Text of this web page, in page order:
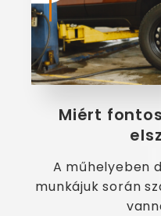
Miért
A műhelyeben
munkájuk során